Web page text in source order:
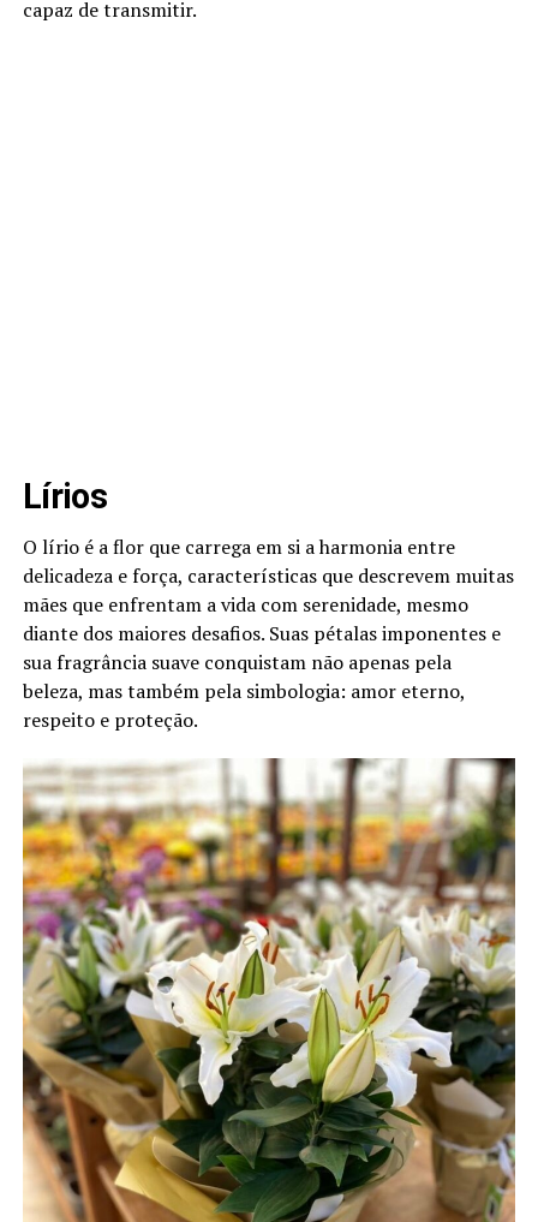
capaz de transmitir.
Lírios
O lírio é a flor que carrega em si a harmonia entre
delicadeza e força, características que descrevem muitas
mães que enfrentam a vida com serenidade, mesmo
diante dos maiores desafios. Suas pétalas imponentes e
sua fragrância suave conquistam não apenas pela
beleza, mas também pela simbologia: amor eterno,
respeito e proteção.